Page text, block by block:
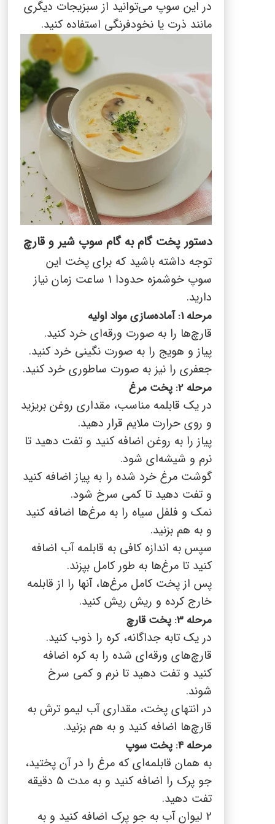
در این سوپ می‌توانید از سبزیجات دیگری
مانند ذرت یا نخودفرنگی استفاده کنید.
دستور پخت گام به گام سوپ شیر و قارچ
توجه داشته باشید که برای پخت این
سوپ خوشمزه حدودا 1 ساعت زمان نیاز
دارید.
مرحله 1: آماده‌سازی مواد اولیه
قارچ‌ها را به صورت ورقه‌ای خرد کنید.
پیاز و هویج را به صورت نگینی خرد کنید.
جعفری را نیز به صورت ساطوری خرد کنید.
مرحله 2: پخت مرغ
در یک قابلمه مناسب، مقداری روغن بریزید
و روی حرارت ملایم قرار دهید.
پیاز را به روغن اضافه کنید و تفت دهید تا
نرم و شیشه‌ای شود.
گوشت مرغ خرد شده را به پیاز اضافه کنید
و تفت دهید تا کمی سرخ شود.
نمک و فلفل سیاه را به مرغ‌ها اضافه کنید
و به هم بزنید.
سپس به اندازه کافی به قابلمه آب اضافه
کنید تا مرغ‌ها به طور کامل بپزند.
پس از پخت کامل مرغ‌ها، آنها را از قابلمه
خارج کرده و ریش ریش کنید.
مرحله 3: پخت قارچ
در یک تابه جداگانه، کره را ذوب کنید.
قارچ‌های ورقه‌ای شده را به کره اضافه
کنید و تفت دهید تا نرم و کمی سرخ
شوند.
در انتهای پخت، مقداری آب لیمو ترش به
قارچ‌ها اضافه کنید و به هم بزنید.
مرحله 4: پخت سوپ
به همان قابلمه‌ای که مرغ را در آن پختید،
جو پرک را اضافه کنید و به مدت 5 دقیقه
تفت دهید.
2 لیوان آب به جو پرک اضافه کنید و به